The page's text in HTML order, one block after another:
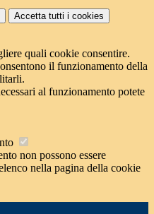
Accetta tutti i cookies
quali cookie consentire.
il funzionamento della
al funzionamento potete
non possono essere
nella pagina della cookie